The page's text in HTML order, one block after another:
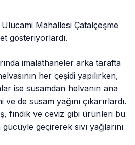
Ulucami Mahallesi Çatalçeşme
gösteriyorlardı.
imalathaneler arka tarafta
her çeşidi yapılırken,
ise susamdan helvanın ana
ve de susam yağını çıkarırlardı.
fındık ve ceviz gibi ürünleri bu
geçirerek sıvı yağlarını